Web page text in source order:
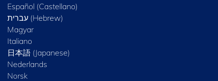
Español (Castellano)
Magyar
Italiano
日本語 (Japanese)
Nederlands
Norsk